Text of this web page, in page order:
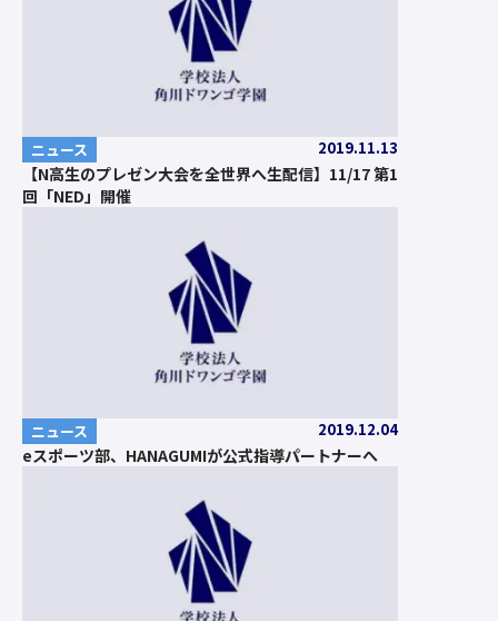
ニュース 2019.11.13
【N高生のプレゼン大会を全世界へ生配信】11/17 第1
回「NED」開催
ニュース 2019.12.04
eスポーツ部、HANAGUMIが公式指導パートナーへ